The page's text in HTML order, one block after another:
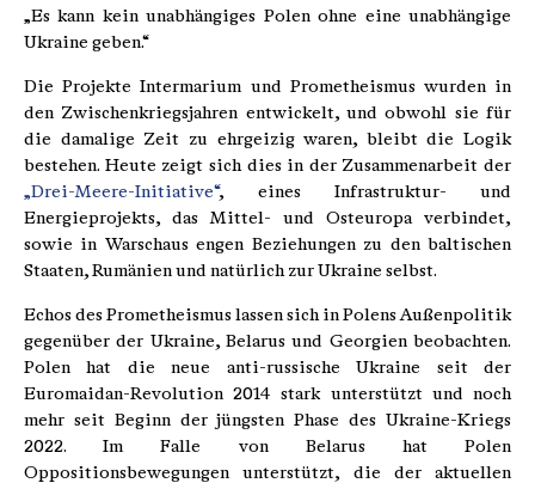
„Es kann kein unabhängiges Polen ohne eine unabhängige
Ukraine geben.“
Die Projekte Intermarium und Prometheismus wurden in
den Zwischenkriegsjahren entwickelt, und obwohl sie für
die damalige Zeit zu ehrgeizig waren, bleibt die Logik
bestehen. Heute zeigt sich dies in der Zusammenarbeit der
„Drei-Meere-Initiative“, eines Infrastruktur- und
Energieprojekts, das Mittel- und Osteuropa verbindet,
sowie in Warschaus engen Beziehungen zu den baltischen
Staaten, Rumänien und natürlich zur Ukraine selbst.
Echos des Prometheismus lassen sich in Polens Außenpolitik
gegenüber der Ukraine, Belarus und Georgien beobachten.
Polen hat die neue anti-russische Ukraine seit der
Euromaidan-Revolution 2014 stark unterstützt und noch
mehr seit Beginn der jüngsten Phase des Ukraine-Kriegs
2022. Im Falle von Belarus hat Polen
Oppositionsbewegungen unterstützt, die der aktuellen